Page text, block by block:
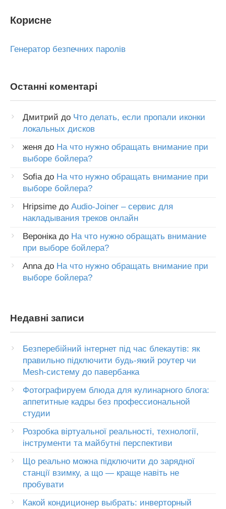
Корисне
Генератор безпечних паролів
Останні коментарі
Дмитрий до Что делать, если пропали иконки
локальных дисков
женя до На что нужно обращать внимание при
выборе бойлера?
Sofiaдо На что нужно обращать внимание при
выборе бойлера?
Hripsime до Audio-Joiner – сервис для
накладывания треков онлайн
Веронікадо На что нужно обращать внимание
при выборе бойлера?
Annaдо На что нужно обращать внимание при
выборе бойлера?
Недавні записи
Безперебійний інтернет під час блекаутів: як
правильно підключити будь-який роутер чи
Mesh-систему до павербанка
Фотографируем блюда для кулинарного блога:
аппетитные кадры без профессиональной
студии
Розробка віртуальної реальності, технології,
інструменти та майбутні перспективи
Що реально можна підключити до зарядної
станції взимку, а що — краще навіть не
пробувати
Какой кондиционер выбрать: инверторный